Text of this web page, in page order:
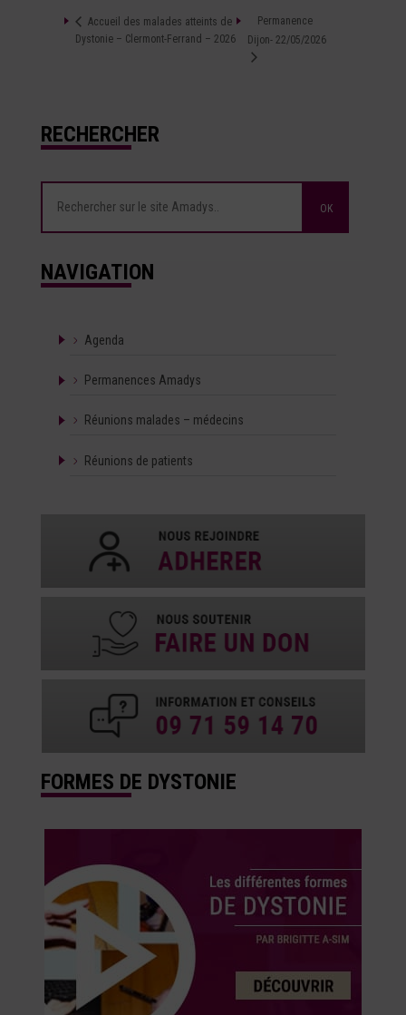
Accueil des malades atteints de
Dystonie – Clermont-Ferrand – 2026
Permanence
Dijon- 22/05/2026
RECHERCHER
NAVIGATION
Agenda
Permanences Amadys
Réunions malades – médecins
Réunions de patients
FORMES DE DYSTONIE